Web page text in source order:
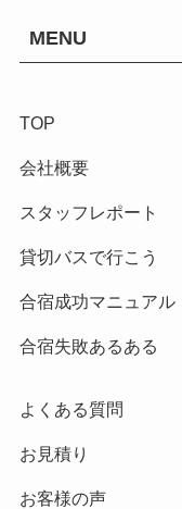
MENU
TOP
会社概要
スタッフレポート
貸切バスで行こう
合宿成功マニュアル
合宿失敗あるある
よくある質問
お見積り
お客様の声